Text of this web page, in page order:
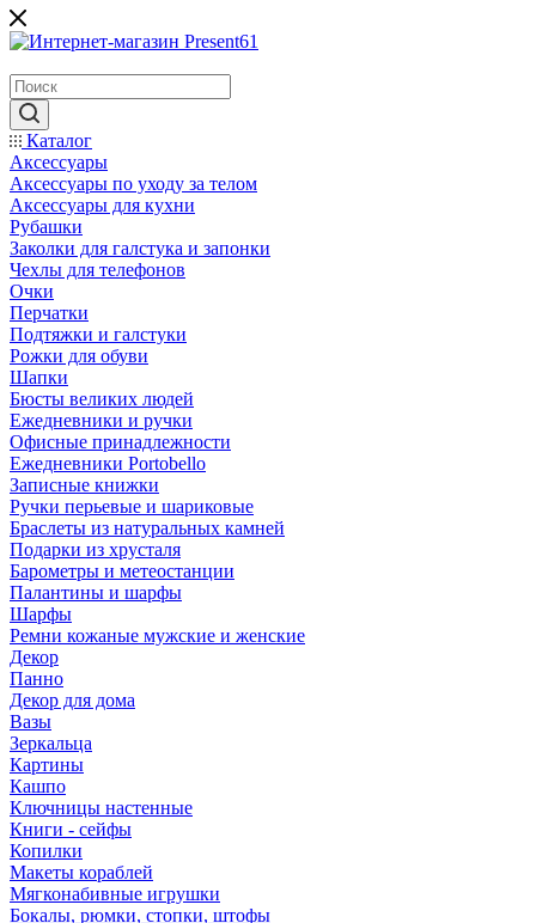
Каталог
Аксессуары
Аксессуары по уходу за телом
Аксессуары для кухни
Рубашки
Заколки для галстука и запонки
Чехлы для телефонов
Очки
Перчатки
Подтяжки и галстуки
Рожки для обуви
Шапки
Бюсты великих людей
Ежедневники и ручки
Офисные принадлежности
Ежедневники Portobello
Записные книжки
Ручки перьевые и шариковые
Браслеты из натуральных камней
Подарки из хрусталя
Барометры и метеостанции
Палантины и шарфы
Шарфы
Ремни кожаные мужские и женские
Декор
Панно
Декор для дома
Вазы
Зеркальца
Картины
Кашпо
Ключницы настенные
Книги - сейфы
Копилки
Макеты кораблей
Мягконабивные игрушки
Бокалы, рюмки, стопки, штофы